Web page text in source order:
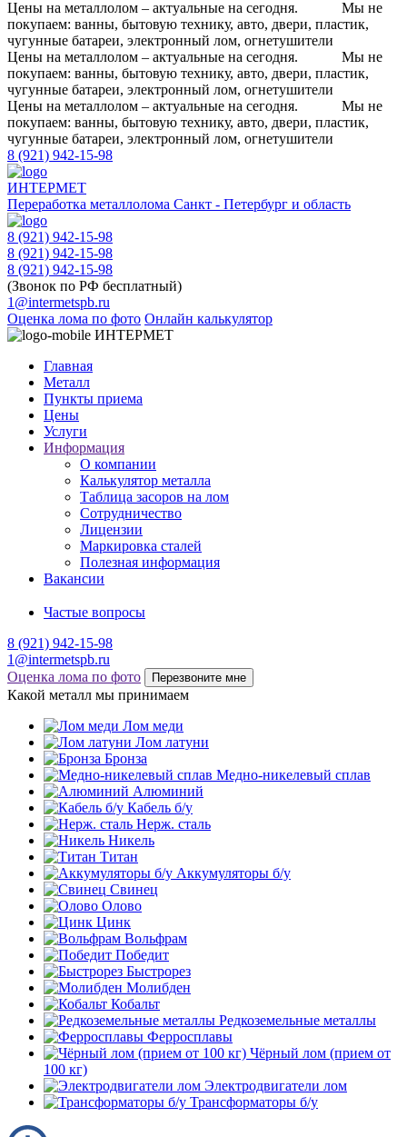
Цены на металлолом – актуальные на сегодня.
Мы не
покупаем: ванны, бытовую технику, авто, двери, пластик,
чугунные батареи, электронный лом, огнетушители
Цены на металлолом – актуальные на сегодня.
Мы не
покупаем: ванны, бытовую технику, авто, двери, пластик,
чугунные батареи, электронный лом, огнетушители
Цены на металлолом – актуальные на сегодня.
Мы не
покупаем: ванны, бытовую технику, авто, двери, пластик,
чугунные батареи, электронный лом, огнетушители
8 (921) 942-15-98
ИНТЕРМЕТ
Переработка металлолома Санкт - Петербург и область
8 (921) 942-15-98
8 (921) 942-15-98
8 (921) 942-15-98
(Звонок по РФ бесплатный)
1@intermetspb.ru
Оценка лома по фото Онлайн калькулятор
ИНТЕРМЕТ
Главная
Металл
Пункты приема
Цены
Услуги
Информация
О компании
Калькулятор металла
Таблица засоров на лом
Сотрудничество
Лицензии
Маркировка сталей
Полезная информация
Вакансии
Частые вопросы
8 (921) 942-15-98
1@intermetspb.ru
Оценка лома по фото
Перезвоните мне
Какой металл мы принимаем
Лом меди
Лом латуни
Бронза
Медно-никелевый сплав
Алюминий
Кабель б/у
Нерж. сталь
Никель
Титан
Аккумуляторы б/у
Свинец
Олово
Цинк
Вольфрам
Победит
Быстрорез
Молибден
Кобальт
Редкоземельные металлы
Ферросплавы
Чёрный лом (прием от
100 кг)
Электродвигатели лом
Трансформаторы б/у